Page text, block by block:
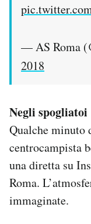
— AS Roma
2018
Negli spogliatoi
Qualche minuto
centrocampista
una diretta su
Roma.
immaginate.